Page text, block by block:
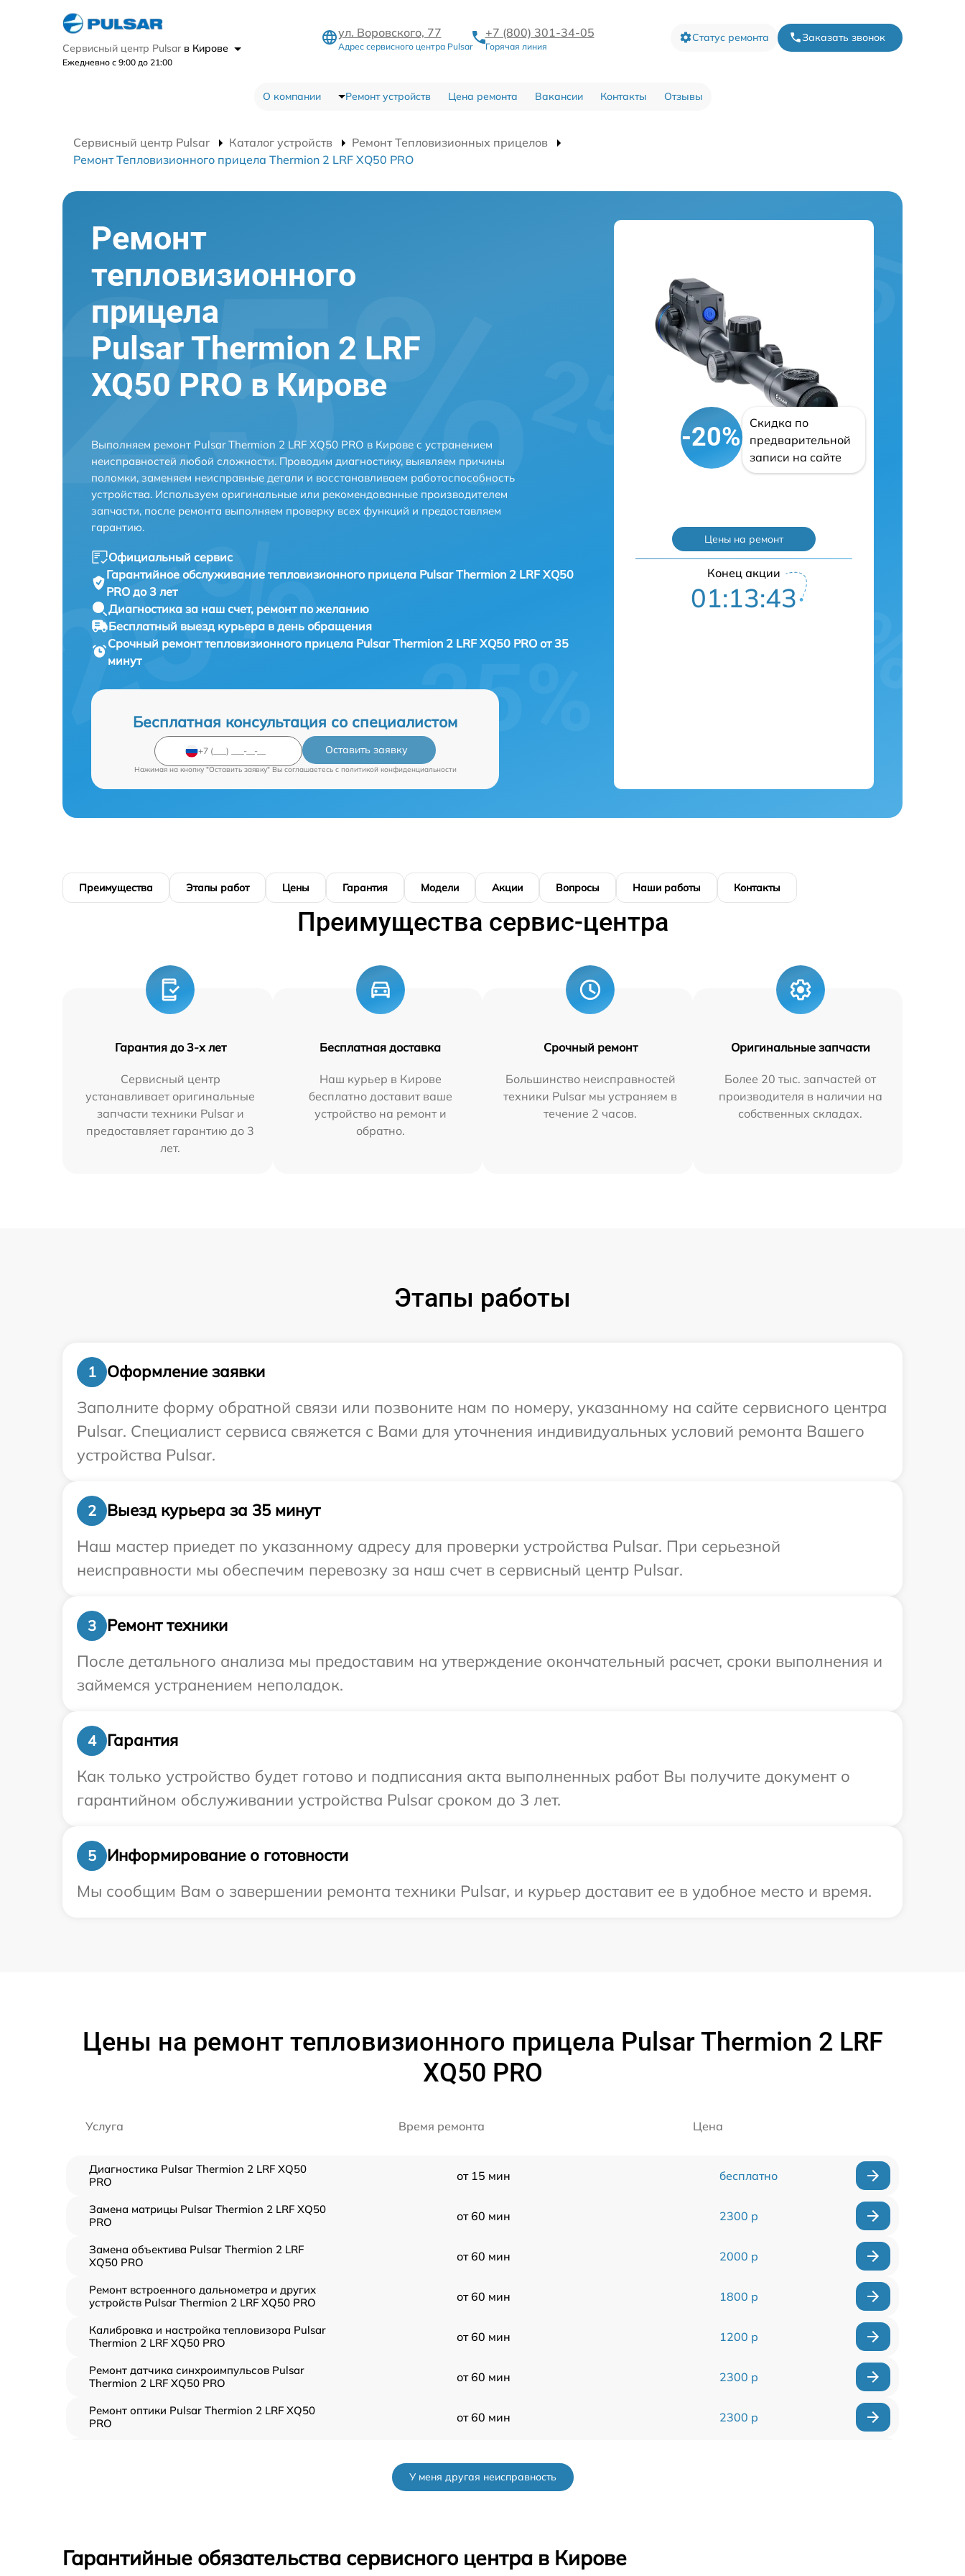
Сервисный центр Pulsar в Кирове
Ежедневно с 9:00 до 21:00
ул. Воровского, 77
Адрес сервисного центра Pulsar
+7 (800) 301-34-05
Горячая линия
Статус ремонта Заказать звонок
О компании Ремонт устройств Цена ремонта Вакансии Контакты Отзывы
Сервисный центр Pulsar Каталог устройств
Ремонт Тепловизионных прицелов
Ремонт Тепловизионного прицела Thermion 2 LRF XQ50 PRO
Ремонт
тепловизионного
прицела
Pulsar Thermion 2 LRF
XQ50 PRO в Кирове
Выполняем ремонт Pulsar Thermion 2 LRF XQ50 PRO в Кирове с устранением
неисправностей любой сложности. Проводим диагностику, выявляем причины
поломки, заменяем неисправные детали и восстанавливаем работоспособность
устройства. Используем оригинальные или рекомендованные производителем
запчасти, после ремонта выполняем проверку всех функций и предоставляем
гарантию.
Официальный сервис
Гарантийное обслуживаниетепловизионного прицела Pulsar Thermion 2 LRF XQ50
PRO до 3 лет
Диагностика за наш счет, ремонт по желанию
Бесплатный выезд курьера в день обращения
Срочный ремонттепловизионного прицела Pulsar Thermion 2 LRF XQ50 PRO от 35
минут
Бесплатная консультация со специалистом
Оставить заявку
Нажимая на кнопку "Оставить заявку" Вы соглашаетесь c политикой конфиденциальности
-20%
Скидка по
предварительной
записи на сайте
Цены на ремонт
Конец акции
01:13:42
Преимущества Этапы работ Цены Гарантия Модели Акции Вопросы Наши работы Контакты
Преимущества сервис-центра
Гарантия до 3-х лет
Сервисный центр
устанавливает оригинальные
запчасти техники Pulsar и
предоставляет гарантию до 3
лет.
Бесплатная доставка
Наш курьер в Кирове
бесплатно доставит ваше
устройство на ремонт и
обратно.
Срочный ремонт
Большинство неисправностей
техники Pulsar мы устраняем в
течение 2 часов.
Оригинальные запчасти
Более 20 тыс. запчастей от
производителя в наличии на
собственных складах.
Этапы работы
1
Оформление заявки
Заполните форму обратной связи или позвоните нам по номеру, указанному на сайте сервисного центра
Pulsar. Специалист сервиса свяжется с Вами для уточнения индивидуальных условий ремонта Вашего
устройства Pulsar.
2
Выезд курьера за 35 минут
Наш мастер приедет по указанному адресу для проверки устройства Pulsar. При серьезной
неисправности мы обеспечим перевозку за наш счет в сервисный центр Pulsar.
3
Ремонт техники
После детального анализа мы предоставим на утверждение окончательный расчет, сроки выполнения и
займемся устранением неполадок.
4
Гарантия
Как только устройство будет готово и подписания акта выполненных работ Вы получите документ о
гарантийном обслуживании устройства Pulsar сроком до 3 лет.
5
Информирование о готовности
Мы сообщим Вам о завершении ремонта техники Pulsar, и курьер доставит ее в удобное место и время.
Цены на ремонт тепловизионного прицела Pulsar Thermion 2 LRF
XQ50 PRO
Услуга Время ремонта Цена
Диагностика Pulsar Thermion 2 LRF XQ50
PRO
от 15 мин бесплатно
Замена матрицы Pulsar Thermion 2 LRF XQ50
PRO
от 60 мин 2300 р
Замена объектива Pulsar Thermion 2 LRF
XQ50 PRO
от 60 мин 2000 р
Ремонт встроенного дальнометра и других
устройств Pulsar Thermion 2 LRF XQ50 PRO
от 60 мин 1800 р
Калибровка и настройка тепловизора Pulsar
Thermion 2 LRF XQ50 PRO
от 60 мин 1200 р
Ремонт датчика синхроимпульсов Pulsar
Thermion 2 LRF XQ50 PRO
от 60 мин 2300 р
Ремонт оптики Pulsar Thermion 2 LRF XQ50
PRO
от 60 мин 2300 р
У меня другая неисправность
Гарантийные обязательства сервисного центра в Кирове